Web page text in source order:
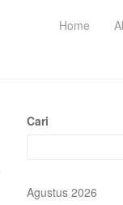
Home
Cari
Agustus 2026